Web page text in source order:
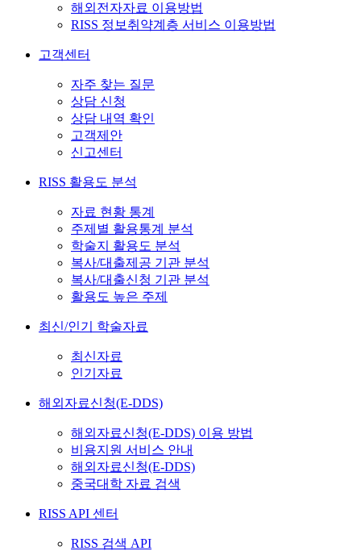
해외전자자료 이용방법
RISS 정보취약계층 서비스 이용방법
고객센터
자주 찾는 질문
상담 신청
상담 내역 확인
고객제안
신고센터
RISS 활용도 분석
자료 현황 통계
주제별 활용통계 분석
학술지 활용도 분석
복사/대출제공 기관 분석
복사/대출신청 기관 분석
활용도 높은 주제
최신/인기 학술자료
최신자료
인기자료
해외자료신청(E-DDS)
해외자료신청(E-DDS) 이용 방법
비용지원 서비스 안내
해외자료신청(E-DDS)
중국대학 자료 검색
RISS API 센터
RISS 검색 API